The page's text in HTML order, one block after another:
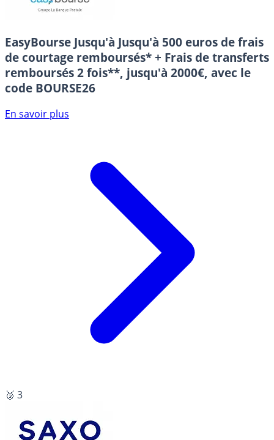
EasyBourse Jusqu'à Jusqu'à 500 euros de frais
de courtage remboursés* + Frais de transferts
remboursés 2 fois**, jusqu'à 2000€, avec le
code BOURSE26
En savoir plus
🥉 3